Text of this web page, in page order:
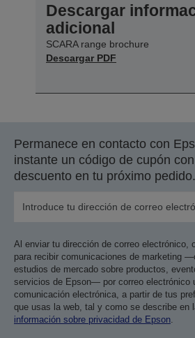
Descargar
adicional
SCARA range brochure
Descargar PDF
Permanece en contacto con
instante un código de cupón
descuento en tu próximo pedido.
Al enviar tu dirección de correo electrónico,
para recibir comunicaciones de marketing
estudios de mercado sobre productos,
servicios de Epson— por correo electrónico
comunicación electrónica, a partir de tus
que usas la web, tal y como se describe en
información sobre privacidad de Epson